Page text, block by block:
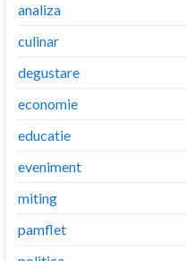
analiza
culinar
degustare
economie
educatie
eveniment
miting
pamflet